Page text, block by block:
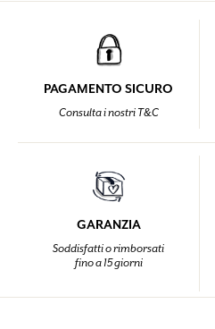
PAGAMENTO SICURO
Consulta i nostri T&C
GARANZIA
Soddisfatti o rimborsati
fino a 15 giorni